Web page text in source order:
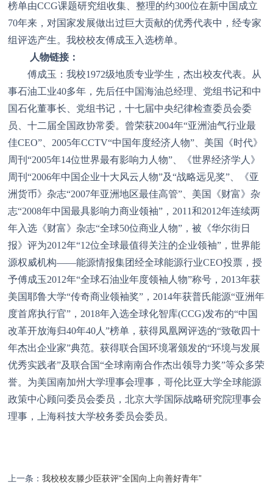
榜单由CCG课题研究组收集、整理的约300位在新中国成立
70年来，对国家发展做出过巨大贡献的优秀代表中，经专家
组评选产生。我校校友傅成玉入选榜单。
人物链接：
傅成玉：我校1972级地质专业学生，杰出校友代表。从
事石油工业40多年，先后任中国海油总经理、党组书记和中
国石化董事长、党组书记，十七届中央纪律检查委员会委
员、十二届全国政协常委。曾荣获2004年“亚洲油气行业最
佳CEO”、2005年CCTV“中国年度经济人物”、美国《时代》
周刊“2005年14位世界最有影响力人物”、《世界经济学人》
周刊“2006年中国企业十大风云人物”及“战略远见奖”、《亚
洲货币》杂志“2007年亚洲地区最佳高管”、美国《财富》杂
志“2008年中国最具影响力商业领袖”，2011和2012年连续两
年入选《财富》杂志“全球50位商业人物”，被《华尔街日
报》评为2012年“12位全球最值得关注的企业领袖”，世界能
源权威机构——能源情报集团经全球能源行业CEO投票，授
予傅成玉2012年“全球石油业年度领袖人物”称号，2013年获
美国耶鲁大学“传奇商业领袖奖”，2014年获普氏能源“亚洲年
度首席执行官”，2018年入选全球化智库(CCG)发布的“中国
改革开放海归40年40人”榜单，获得凤凰网评选的“致敬四十
年杰出企业家”典范。获得联合国环境署颁发的“环境与发展
优秀实践者”及联合国“全球南南合作杰出领导力奖”等众多荣
誉。为美国南加州大学理事会理事，哥伦比亚大学全球能源
政策中心顾问委员会委员，北京大学国际战略研究院理事会
理事，上海科技大学校务委员会委员。
上一条：我校校友滕少臣获评“全国向上向善好青年”